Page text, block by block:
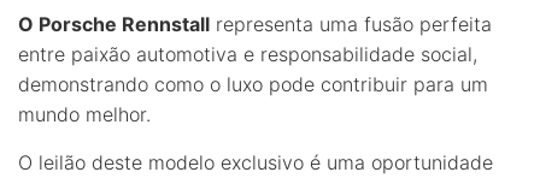
O Porsche Rennstall representa uma fusão perfeita
entre paixão automotiva e responsabilidade social,
demonstrando como o luxo pode contribuir para um
mundo melhor.
O leilão deste modelo exclusivo é uma oportunidade